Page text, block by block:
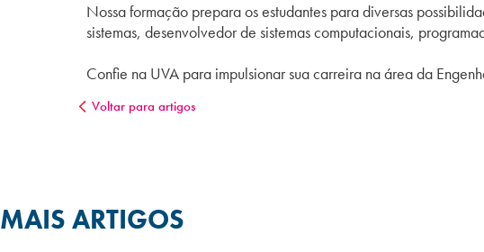
Nossa formação prepara os estudantes para diversas
sistemas, desenvolvedor de sistemas computacionais,
Confie na UVA para impulsionar sua carreira na área da
Voltar para artigos
MAIS ARTIGOS